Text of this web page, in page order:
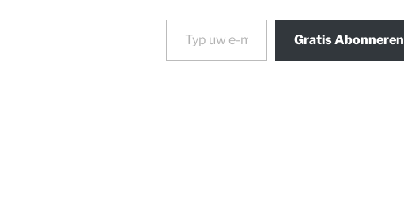
Typ uw e-mail...
Gratis Abonneren